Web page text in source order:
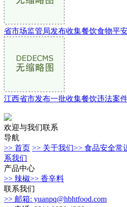
省市场监管局发布收集餐饮食物平
江西省市发布一批收集餐饮违法案
欢迎与我们联系
导航
>> 首页 >> 关于我们>> 食品安全常
系我们
产品中心
>> 辣椒>> 香辛料
联系我们
>> 邮箱: yuanpq@hbhtfood.com